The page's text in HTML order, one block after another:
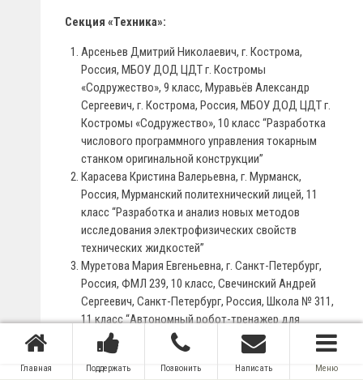
Главная Поддержать Позвонить Написать Меню
Секция «Техника»:
Арсеньев Дмитрий Николаевич, г. Кострома,
Россия, МБОУ ДОД ЦДТ г. Костромы
«Содружество», 9 класс, Муравьёв Александр
Сергеевич, г. Кострома, Россия, МБОУ ДОД ЦДТ г.
Костромы «Содружество», 10 класс “Разработка
числового программного управления токарным
станком оригинальной конструкции”
Карасева Кристина Валерьевна, г. Мурманск,
Россия, Мурманский политехнический лицей, 11
класс “Разработка и анализ новых методов
исследования электрофизических свойств
технических жидкостей”
Муретова Мария Евгеньевна, г. Санкт-Петербург,
Россия, ФМЛ 239, 10 класс, Свечинский Андрей
Сергеевич, Санкт-Петербург, Россия, Школа № 311,
11 класс “Автономный робот-тренажер для
развития моторных навыков на основе игры в
«ладушки»”
Морозов Никита Ильич, г. Кострома, Россия, МБОУ